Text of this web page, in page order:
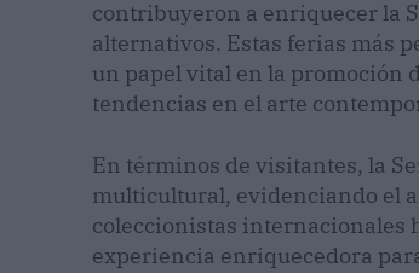
contribuyeron a enriquecer la
alternativos. Estas ferias más
un papel vital en la promoción
tendencias en el arte
En términos de visitantes, la
multicultural, evidenciando el
coleccionistas internacionales
experiencia enriquecedora